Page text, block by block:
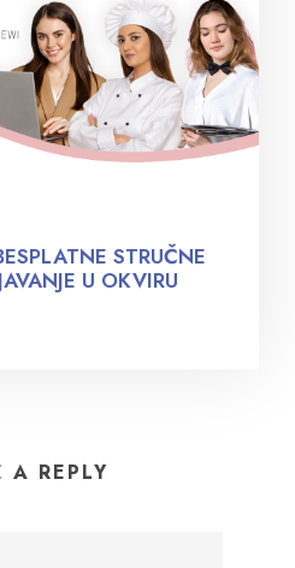
STRUČNE
U OKVIRU
A REPLY